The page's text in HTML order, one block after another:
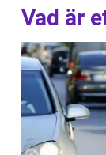
Vad är